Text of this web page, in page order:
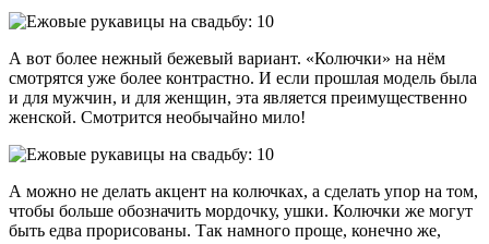
А вот более нежный бежевый вариант. «Колючки» на нём
смотрятся уже более контрастно. И если прошлая модель была
и для мужчин, и для женщин, эта является преимущественно
женской. Смотрится необычайно мило!
А можно не делать акцент на колючках, а сделать упор на том,
чтобы больше обозначить мордочку, ушки. Колючки же могут
быть едва прорисованы. Так намного проще, конечно же,